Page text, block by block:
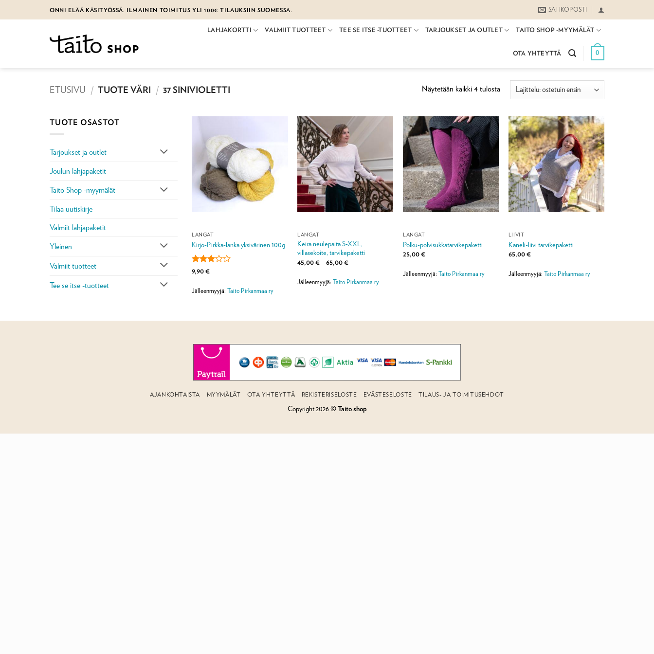
to
ONNI ELÄÄ KÄSITYÖSSÄ. ILMAINEN TOIMITUS YLI 100€ TILAUKSIIN SUOMESSA. SÄHKÖPOSTI
LAHJAKORTTI VALMIIT TUOTTEET TEE SE ITSE -TUOTTEET TARJOUKSET JA OUTLET TAITO SHOP -MYYMÄLÄT
OTA YHTEYTTÄ 0
ETUSIVU / TUOTE VÄRI / 37 SINIVIOLETTI Näytetään kaikki 4 tulostaSuosituimmat
ensin
TUOTE OSASTOT
Tarjoukset ja outlet
Joulun lahjapaketit
Taito Shop -myymälät
Tilaa uutiskirje
Valmiit lahjapaketit
Yleinen
Valmiit tuotteet
Tee se itse -tuotteet
LANGAT
Kirjo-Pirkka-lanka yksivärinen 100g
Arvostelu
9,90€
Jälleenmyyjä:Taito Pirkanmaa ry
LANGAT
Keira neulepaita S-XXL,
villasekoite, tarvikepaketti
45,00€–65,00€Hintaluokka:
65,00 €
Jälleenmyyjä:Taito Pirkanmaa ry
LANGAT
Polku-polvisukkatarvikepaketti
25,00€
Jälleenmyyjä:Taito Pirkanmaa ry
LIIVIT
Kaneli-liivi tarvikepaketti
65,00€
Jälleenmyyjä: Taito Pirkanmaa ry
AJANKOHTAISTA MYYMÄLÄT OTA YHTEYTTÄ REKISTERISELOSTE EVÄSTESELOSTE TILAUS- JA TOIMITUSEHDOT
Copyright 2026 ©Taito shop